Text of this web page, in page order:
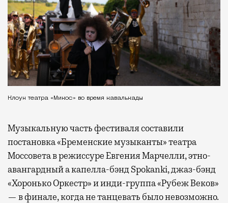
Клоун театра «Микос» во время кавалькады
Музыкальную часть фестиваля составили
постановка «Бременские музыканты» театра
Моссовета в режиссуре Евгения Марчелли, этно-
авангардный а капелла-бэнд Spokanki, джаз-бэнд
«Хоронько Оркестр» и инди-группа «Рубеж Веков»
— в финале, когда не танцевать было невозможно.